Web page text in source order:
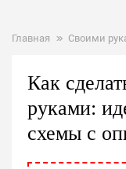
Главная Своими
Как
руками:
схемы с